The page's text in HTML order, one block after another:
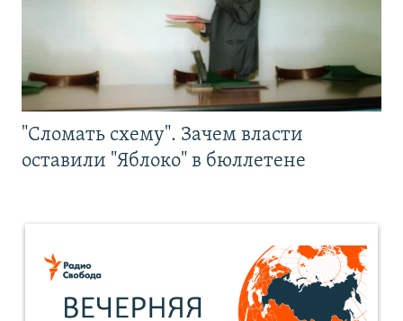
"Сломать схему". Зачем власти
оставили "Яблоко" в бюллетене